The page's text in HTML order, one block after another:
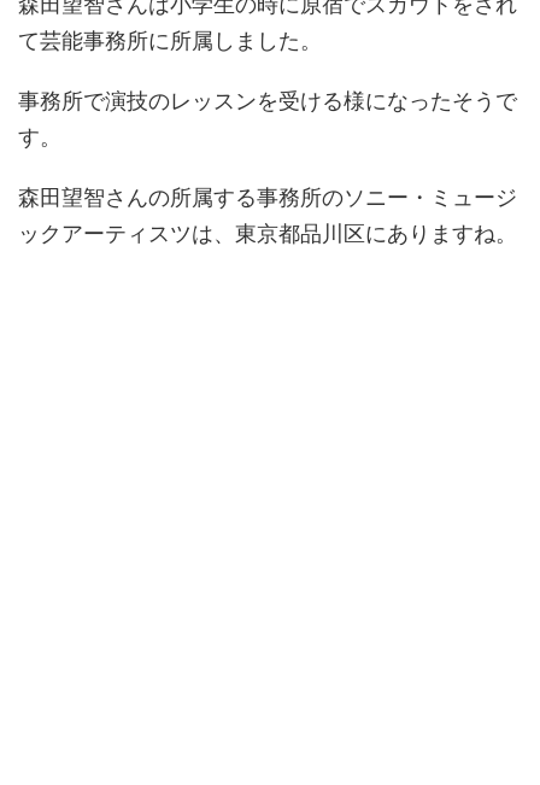
て芸能事務所に所属しました。
事務所で演技のレッスンを受ける様になったそうで
す。
森田望智さんの所属する事務所のソニー・ミュージ
ックアーティスツは、東京都品川区にありますね。